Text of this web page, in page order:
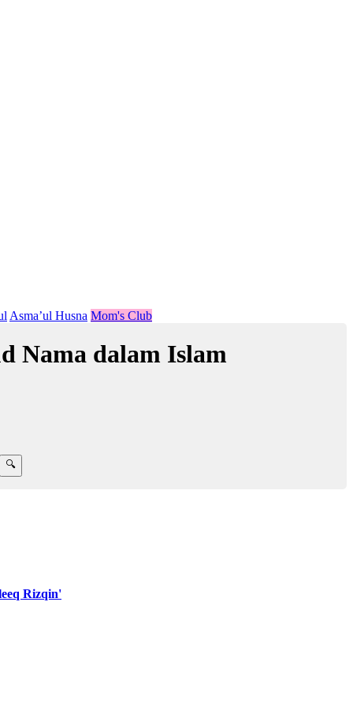
Asma’ul Husna Mom's Club
Nama dalam Islam
Rizqin'